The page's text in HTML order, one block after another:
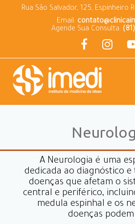
Rua São Salvador, 125, Espinheiro
Email:
Agende Sua Consulta:
A Neurologia é uma
dedicada ao diagnóstico
doenças que afetam o
central e periférico,
medula espinhal e os
doenças podem